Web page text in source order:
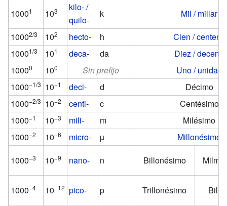
10001 103
kilo- /
quilo-
k
Mil / millar
10002/3 102 hecto- h
Cien / centena
10001/3 101 deca- da
Diez / decena
10000 100 Sin prefijo
Uno / unidad
1000−1/3 10−1 deci- d
Décimo
1000−2/3 10−2 centi- c
Centésimo
1000−1 10−3 mili- m
Milésimo
1000−2 10−6 micro- µ
Millonésimo
1000−3 10−9 nano- n Billonésimo
1000−4 10−12 pico- p Trillonésimo